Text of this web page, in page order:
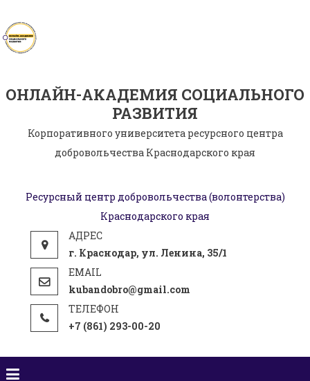
to
content
ОНЛАЙН-АКАДЕМИЯ СОЦИАЛЬНОГО
РАЗВИТИЯ
Корпоративного университета ресурсного центра
добровольчества Краснодарского края
Ресурсный центр добровольчества (волонтерства)
Краснодарского края
г. Краснодар, ул. Ленина, 35/1
kubandobro@gmail.com
+7 (861) 293-00-20